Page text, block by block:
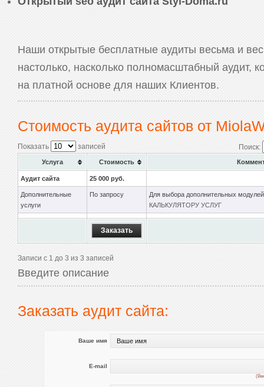
Наши открытые бесплатные аудиты весьма и
настолько, насколько полномасштабный аудит,
на платной основе для наших Клиентов.
Стоимость аудита сайтов от
Показать записей Поиск:
Услуга Стоимость
Заказать
Аудит сайта 25 000 руб.
Дополнительные
услуги
По запросу
Для выбора дополнительных
КАЛЬКУЛЯТОРУ УСЛУГ
Записи с 1 до 3 из 3 записей
Введите описание
Заказать аудит сайта:
Ваше имя
E-mail